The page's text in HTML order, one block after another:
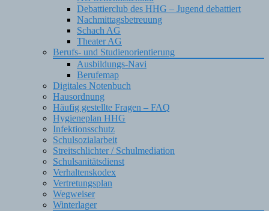
Debattierclub des HHG – Jugend debattiert
Nachmittagsbetreuung
Schach AG
Theater AG
Berufs- und Studienorientierung
Ausbildungs-Navi
Berufemap
Digitales Notenbuch
Hausordnung
Häufig gestellte Fragen – FAQ
Hygieneplan HHG
Infektionsschutz
Schulsozialarbeit
Streitschlichter / Schulmediation
Schulsanitätsdienst
Verhaltenskodex
Vertretungsplan
Wegweiser
Winterlager